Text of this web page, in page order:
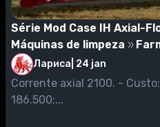
Série Mod Case IH Axial-
Máquinas de limpeza
Лариса 24 jan
Corrente axial 2100. - Custo: US$ 150.000 - US$
186.500;...